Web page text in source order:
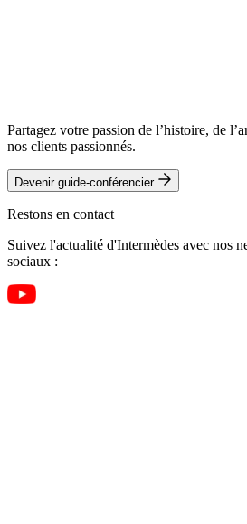
Partagez votre passion de l’histoire, de
nos clients passionnés.
Devenir guide-conférencier
Restons en contact
Suivez l'actualité d'Intermèdes avec nos
sociaux :